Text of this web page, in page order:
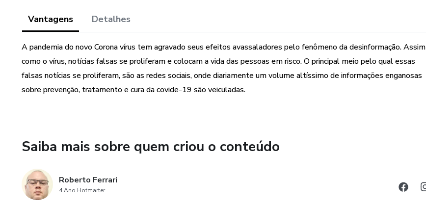
Vantagens Detalhes
A pandemia do novo Corona vírus tem agravado seus efeitos avassaladores pelo fenômeno da desinformação. Assim
como o vírus, notícias falsas se proliferam e colocam a vida das pessoas em risco. O principal meio pelo qual essas
falsas notícias se proliferam, são as redes sociais, onde diariamente um volume altíssimo de informações enganosas
sobre prevenção, tratamento e cura da covide-19 são veiculadas.
Saiba mais sobre quem criou o conteúdo
Roberto Ferrari
4 Ano Hotmarter